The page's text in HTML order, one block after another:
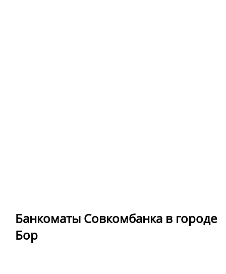
Банкоматы Совкомбанка в городе
Бор